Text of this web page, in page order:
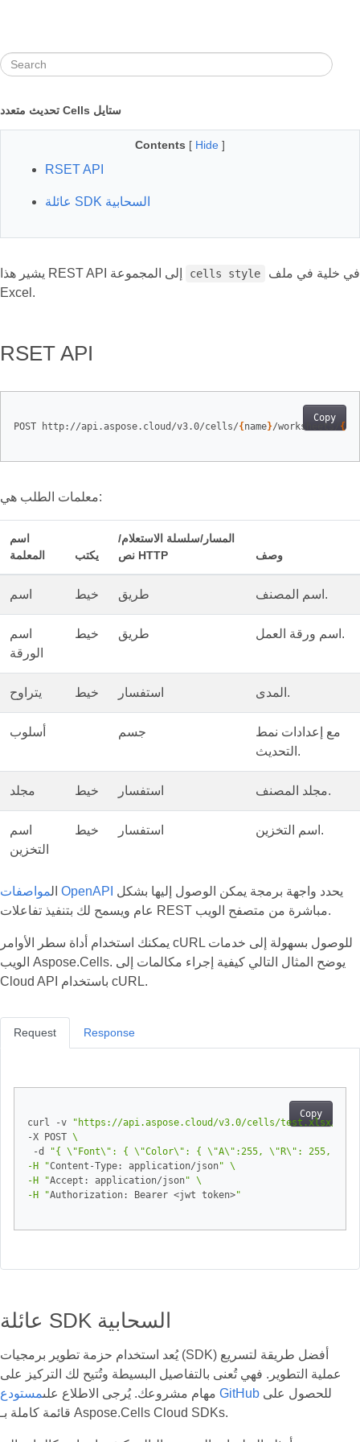
تحديث متعدد Cells ستايل
Contents [ Hide ]
RSET API
عائلة SDK السحابية
cells style
Excel.
RSET API
Copy
POST http://api.aspose.cloud/v3.0/cells/{ name}/worksheets/ {
معلمات الطلب هي:
اسم
المعلمة
يكتب
المسار/سلسلة الاستعلام/
نص HTTP
وصف
اسم خيط طريق اسم المصنف.
اسم
الورقة
خيط طريق اسم ورقة العمل.
يتراوح خيط استفسار المدى.
أسلوب جسم
مع إعدادات نمط
التحديث.
مجلد خيط استفسار مجلد المصنف.
اسم
التخزين
خيط استفسار اسم التخزين.
ال مواصفات OpenAPI
عام ويسمح لك بتنفيذ تفاعلات REST مباشرة من متصفح الويب.
يمكنك استخدام أداة سطر الأوامر cURL للوصول بسهولة إلى خدمات
الويب Aspose.Cells. يوضح المثال التالي كيفية إجراء مكالمات إلى
Cloud API باستخدام cURL.
Request
Copy
curl -v
"https://api.aspose.cloud/v3.0/cells/test.xlsx/
-X POST
-d
-H "Content-Type: application/json
-H "Accept: application/json
-H "Authorization: Bearer <jwt token>
Response
عائلة SDK السحابية
يُعد استخدام حزمة تطوير برمجيات (SDK) أفضل طريقة لتسريع
عملية التطوير. فهي تُعنى بالتفاصيل البسيطة وتُتيح لك التركيز على
مهام مشروعك. يُرجى الاطلاع على مستودع GitHub
قائمة كاملة بـ Aspose.Cells Cloud SDKs.